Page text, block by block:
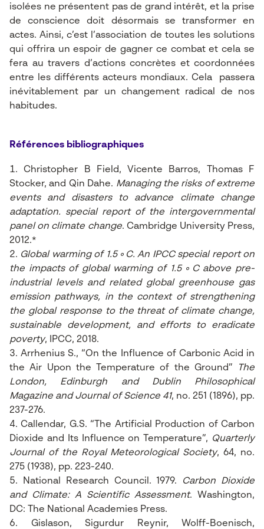
isolées ne présentent pas de grand intérêt, et la prise
de conscience doit désormais se transformer en
actes. Ainsi, c’est l’association de toutes les solutions
qui offrira un espoir de gagner ce combat et cela se
fera au travers d’actions concrètes et coordonnées
entre les différents acteurs mondiaux. Cela passera
inévitablement par un changement radical de nos
habitudes.
Références bibliographiques
Christopher B Field, Vicente Barros, Thomas F
Stocker, and Qin Dahe. Managing the risks of extreme
events and disasters to advance climate change
adaptation. special report of the intergovernmental
panel on climate change. Cambridge University Press,
2012.*
Global warming of 1.5 ◦C. An IPCC special report on
the impacts of global warming of 1.5 ◦C above pre-
industrial levels and related global greenhouse gas
emission pathways, in the context of strengthening
the global response to the threat of climate change,
sustainable development, and efforts to eradicate
poverty, IPCC, 2018.
Arrhenius S., “On the Influence of Carbonic Acid in
the Air Upon the Temperature of the Ground”
The
London, Edinburgh and Dublin Philosophical
Magazine and Journal of Science 41, no. 251 (1896), pp.
237-276.
Callendar, G.S. “The Artificial Production of Carbon
Dioxide and Its Influence on Temperature”, Quarterly
Journal of the Royal Meteorological Society, 64, no.
275 (1938), pp. 223-240.
National Research Council. 1979.
Carbon Dioxide
and Climate: A Scientific Assessment. Washington,
DC: The National Academies Press.
Gislason, Sigurdur Reynir, Wolff-Boenisch,